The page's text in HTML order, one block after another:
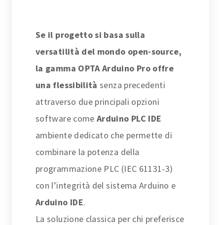
Se il progetto si basa sulla
versatilità del mondo open-source,
la gamma OPTA Arduino Pro offre
una flessibilità senza precedenti
attraverso due principali opzioni
software comeArduino PLC IDE
ambiente dedicato che permette di
combinare la potenza della
programmazione PLC (IEC 61131-3)
con l’integrità del sistema Arduino e
Arduino IDE.
La soluzione classica per chi preferisce